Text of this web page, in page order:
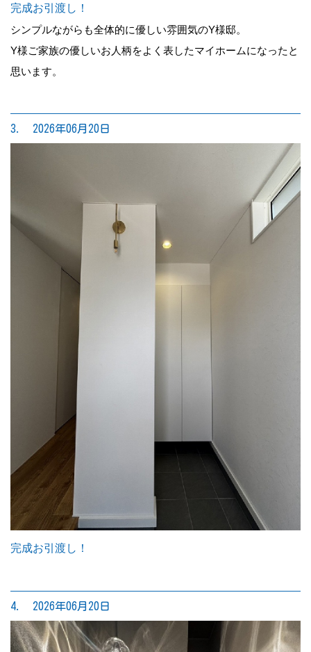
完成お引渡し！
シンプルながらも全体的に優しい雰囲気のY様邸。
Y様ご家族の優しいお人柄をよく表したマイホームになったと
思います。
3. 2026年06月20日
完成お引渡し！
4. 2026年06月20日